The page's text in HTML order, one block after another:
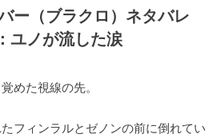
ー（ブラクロ）ネタバレ
ユノが流した涙
めた視線の先。
フィンラルとゼノンの前に倒れてい